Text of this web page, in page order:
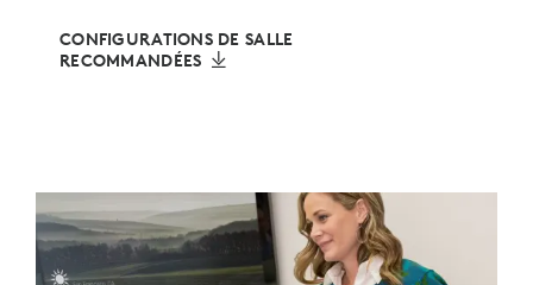
CONFIGURATIONS DE SALLE
RECOMMANDÉES